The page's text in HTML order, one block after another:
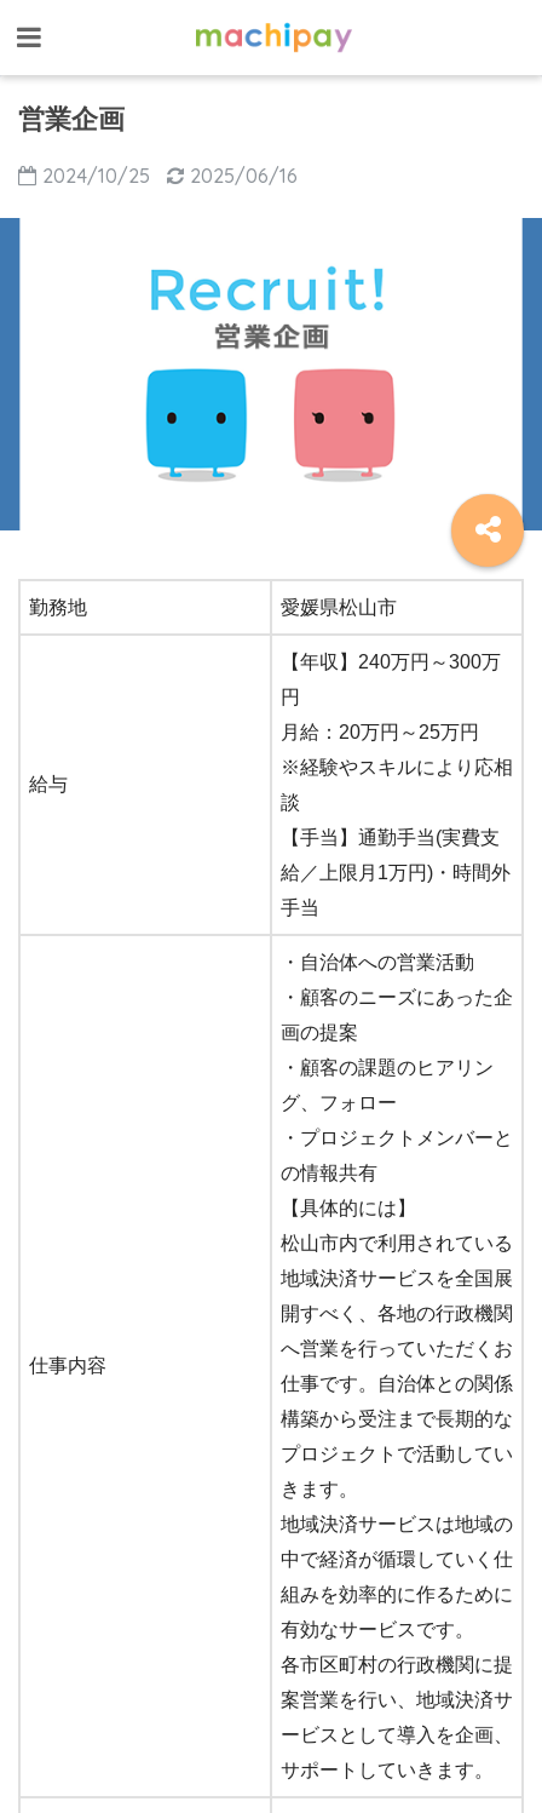
営業企画
2024/10/25 2025/06/16
勤務地 愛媛県松山市
給与
【年収】240万円～300万
円
月給：20万円～25万円
※経験やスキルにより応相
談
【手当】通勤手当(実費支
給／上限月1万円)・時間外
手当
仕事内容
・自治体への営業活動
・顧客のニーズにあった企
画の提案
・顧客の課題のヒアリン
グ、フォロー
・プロジェクトメンバーと
の情報共有
【具体的には】
松山市内で利用されている
地域決済サービスを全国展
開すべく、各地の行政機関
へ営業を行っていただくお
仕事です。自治体との関係
構築から受注まで長期的な
プロジェクトで活動してい
きます。
地域決済サービスは地域の
中で経済が循環していく仕
組みを効率的に作るために
有効なサービスです。
各市区町村の行政機関に提
案営業を行い、地域決済サ
ービスとして導入を企画、
サポートしていきます。